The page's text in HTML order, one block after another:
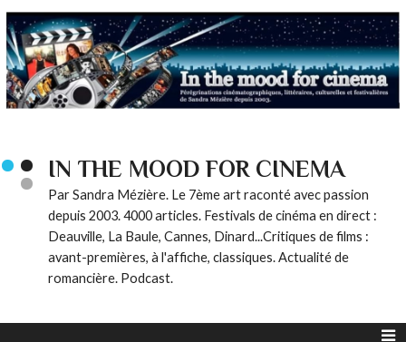
IN THE MOOD FOR CINEMA
Par Sandra Mézière. Le 7ème art raconté avec passion
depuis 2003. 4000 articles. Festivals de cinéma en direct :
Deauville, La Baule, Cannes, Dinard...Critiques de films :
avant-premières, à l'affiche, classiques. Actualité de
romancière. Podcast.